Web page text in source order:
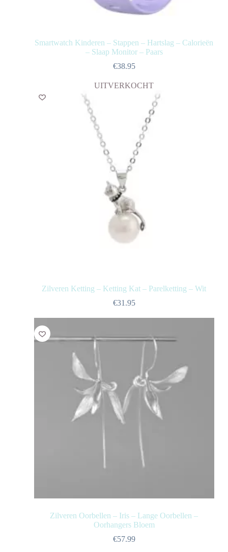
Smartwatch Kinderen – Stappen – Hartslag – Calorieën
– Slaap Monitor – Paars
€38.95
UITVERKOCHT
Zilveren Ketting – Ketting Kat – Parelketting – Wit
€31.95
Zilveren Oorbellen – Iris – Lange Oorbellen –
Oorhangers Bloem
€57.99